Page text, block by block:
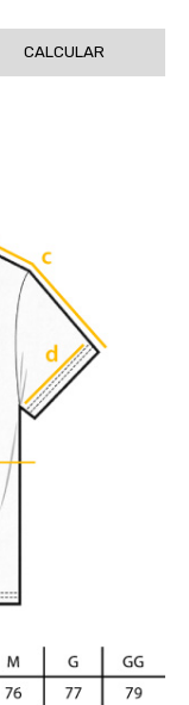
CALCULAR